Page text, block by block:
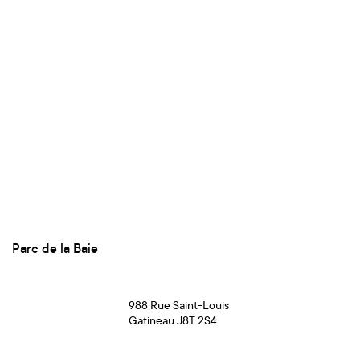
Parc de la Baie
988 Rue Saint-Louis
Gatineau J8T 2S4